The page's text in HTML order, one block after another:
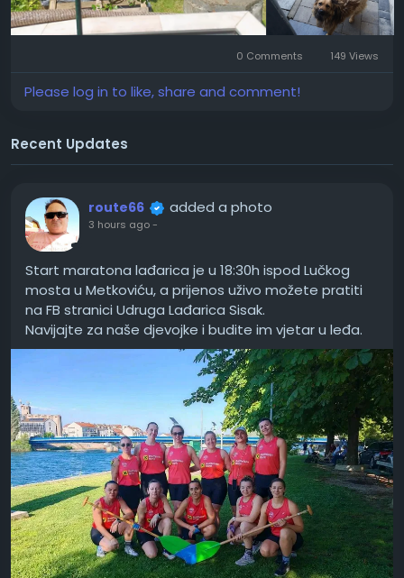
0 Comments 149 Views
Please log in to like, share and comment!
Recent Updates
route66 added a photo
3 hours ago-
Start maratona lađarica je u 18:30h ispod Lučkog
mosta u Metkoviću, a prijenos uživo možete pratiti
na FB stranici Udruga Lađarica Sisak.
Navijajte za naše djevojke i budite im vjetar u leđa.